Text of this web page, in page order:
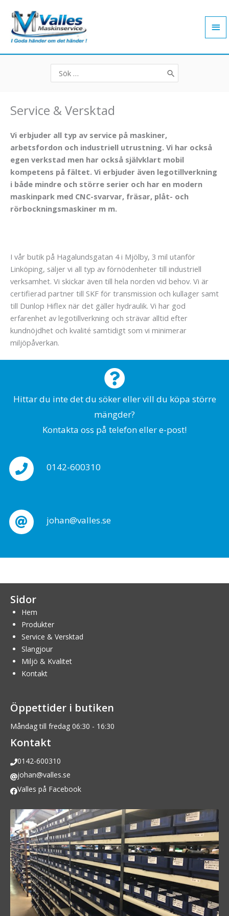
innehåll
Search
for:
Service & Versktad
Vi erbjuder all typ av service på maskiner,
arbetsfordon och industriell utrustning. Vi har också
egen verkstad men har också självklart mobil
kompetens på fältet. Vi erbjuder även legotillverkning
i både mindre och större serier och har en modern
maskinpark med CNC-svarvar, fräsar, plåt- och
rörbockningsmaskiner m m.
I vår butik på Hagalundsgatan 4 i Mjölby, 3 mil utanför
Linköping, säljer vi all typ av förnödenheter till industriell
verksamhet. Vi skickar även till hela norden vid behov. Vi är
certifierad partner till SKF för transmission och kullager samt
till Dunlop Hiflex när det gäller hydraulik. Vi har god
erfarenhet av legotillverkning och strävar alltid efter
kundnöjdhet och kvalité samtidigt som vi minimerar
miljöpåverkan.
Hittar du inte det du söker eller vill du köpa större
mängder?
Kontakta oss på telefon eller e-post!
0142-600310
johan@valles.se
Sidor
Hem
Produkter
Service & Versktad
Slangjour
Miljö & Kvalitet
Kontakt
Öppettider i butiken
Måndag till fredag 06:30 - 16:30
Kontakt
0142-600310
johan@valles.se
Valles på Facebook